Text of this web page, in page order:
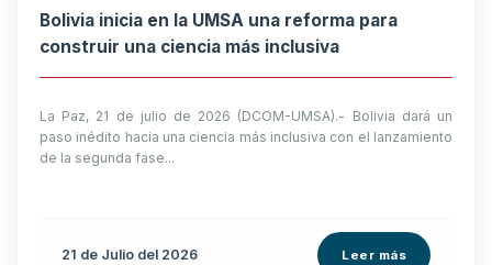
Bolivia inicia en la UMSA una reforma para
construir una ciencia más inclusiva
La Paz, 21 de julio de 2026 (DCOM-UMSA).- Bolivia dará un
paso inédito hacia una ciencia más inclusiva con el lanzamiento
de la segunda fase...
21 de Julio del 2026 Leer más